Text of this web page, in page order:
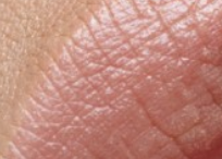
д
л
я
у
в
е